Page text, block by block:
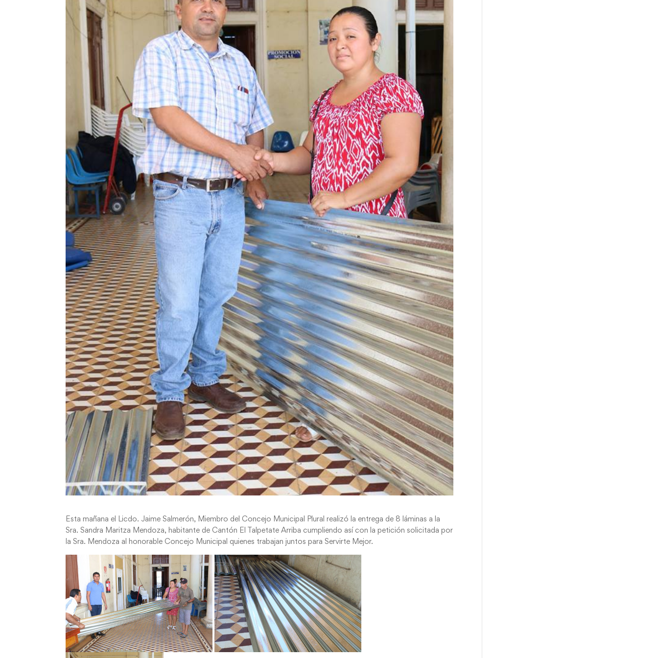
Esta mañana el Licdo. Jaime Salmerón, Miembro del Concejo Municipal Plural realizó la entrega de 8 láminas a la
Sra. Sandra Maritza Mendoza, habitante de Cantón El Talpetate Arriba cumpliendo así con la petición solicitada por
la Sra. Mendoza al honorable Concejo Municipal quienes trabajan juntos para Servirte Mejor.